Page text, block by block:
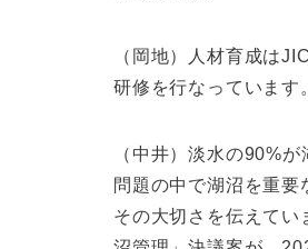
（岡地）人材育成は
研修を行なっています
（中井）淡水の90%
問題の中で湖沼を重
その大切さを伝えてい